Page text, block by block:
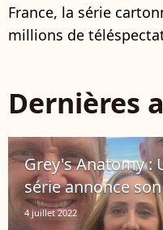
France, la série
millions de
Dernières
Grey's Anatomy :
série annonce
4 juillet 2022